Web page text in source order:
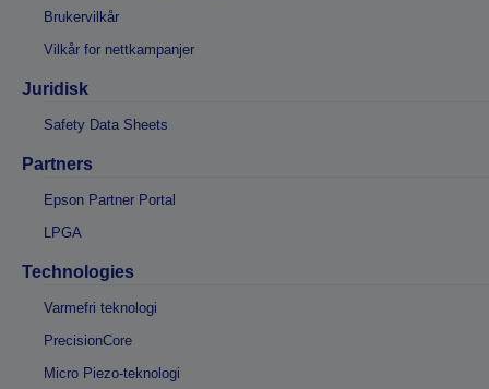
Brukervilkår
Vilkår for nettkampanjer
Juridisk
Safety Data Sheets
Partners
Epson Partner Portal
LPGA
Technologies
Varmefri teknologi
PrecisionCore
Micro Piezo-teknologi